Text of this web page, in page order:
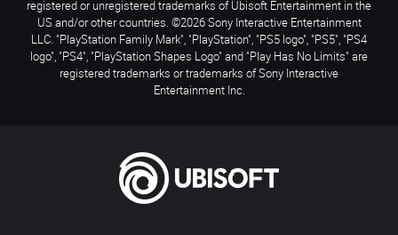
registered or unregistered trademarks of Ubisoft Entertainment in the
US and/or other countries. ©2026 Sony Interactive Entertainment
LLC. "PlayStation Family Mark", "PlayStation", "PS5 logo", "PS5", "PS4
logo", "PS4", "PlayStation Shapes Logo" and "Play Has No Limits" are
registered trademarks or trademarks of Sony Interactive
Entertainment Inc.